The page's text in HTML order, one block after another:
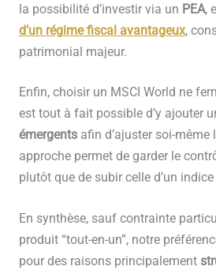
la possibilité d’investir via un PEA,
d’un régime fiscal avantageux,
patrimonial majeur.
Enfin, choisir un MSCI World ne
est tout à fait possible d’y ajouter
émergentsafin d’ajuster soi-même
approche permet de garder le
plutôt que de subir celle d’un indice
En synthèse, sauf contrainte
produit “tout-en-un”, notre
pour des raisons principalement